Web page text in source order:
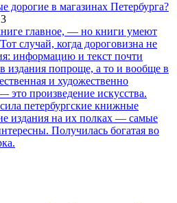
в магазинах Петербурга?
главное, — но книги умеют
случай, когда дороговизна не
информацию и текст почти
издания попроще, а то и вообще в
и художественно
это произведение искусства.
петербургские книжные
издания на их полках — самые
Получилась богатая во